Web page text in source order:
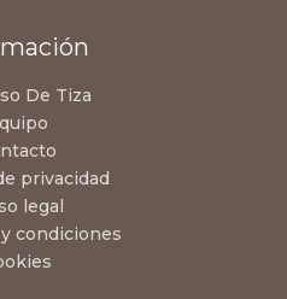
De Tiza
privacidad
legal
condiciones